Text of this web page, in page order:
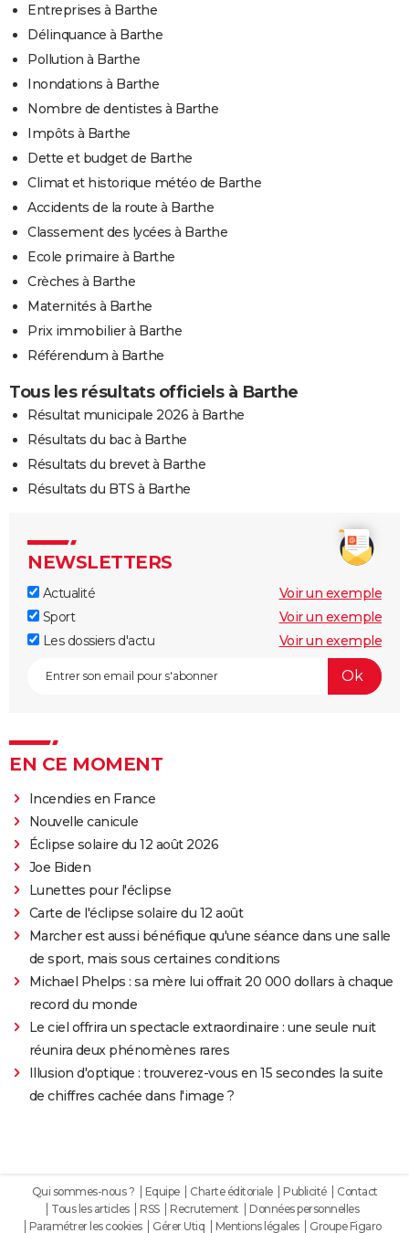
Entreprises à Barthe
Délinquance à Barthe
Pollution à Barthe
Inondations à Barthe
Nombre de dentistes à Barthe
Impôts à Barthe
Dette et budget de Barthe
Climat et historique météo de Barthe
Accidents de la route à Barthe
Classement des lycées à Barthe
Ecole primaire à Barthe
Crèches à Barthe
Maternités à Barthe
Prix immobilier à Barthe
Référendum à Barthe
Tous les résultats officiels à Barthe
Résultat municipale 2026 à Barthe
Résultats du bac à Barthe
Résultats du brevet à Barthe
Résultats du BTS à Barthe
NEWSLETTERS
Actualité
Voir un exemple
Sport
Voir un exemple
Les dossiers d'actu
Voir un exemple
EN CE MOMENT
Incendies en France
Nouvelle canicule
Éclipse solaire du 12 août 2026
Joe Biden
Lunettes pour l'éclipse
Carte de l'éclipse solaire du 12 août
Marcher est aussi bénéfique qu'une séance dans une salle
de sport, mais sous certaines conditions
Michael Phelps : sa mère lui offrait 20 000 dollars à chaque
record du monde
Le ciel offrira un spectacle extraordinaire : une seule nuit
réunira deux phénomènes rares
Illusion d'optique : trouverez-vous en 15 secondes la suite
de chiffres cachée dans l'image ?
Qui sommes-nous ? Equipe Charte éditoriale Publicité
Contact
Tous les articles
RSS Recrutement
Données personnelles
Paramétrer les cookies
Gérer Utiq Mentions légales Groupe Figaro